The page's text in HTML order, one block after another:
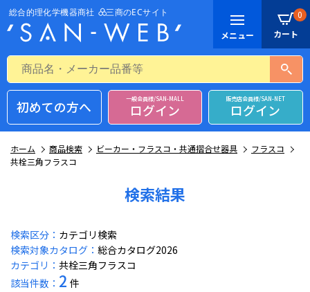
0
初めての方へ 一般会員様/SAN-MALL
ログイン
販売店会員様/SAN-NET
ログイン
ホーム 商品検索 ビーカー・フラスコ・共通摺合せ器具
フラスコ
共栓三角フラスコ
検索結果
検索区分： カテゴリ検索
検索対象カタログ： 総合カタログ2026
カテゴリ： 共栓三角フラスコ
該当件数： 2 件